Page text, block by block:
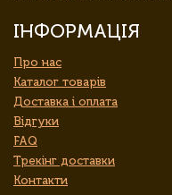
ІНФОРМАЦІЯ
Про нас
Каталог товарів
Доставка і оплата
Відгуки
FAQ
Трекінг доставки
Контакти